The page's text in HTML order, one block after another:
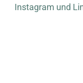
Instagram und